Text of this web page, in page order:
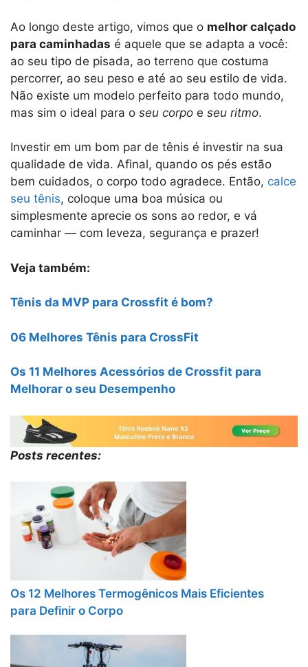
Ao longo deste artigo, vimos que o melhor calçado
para caminhadas é aquele que se adapta a você:
ao seu tipo de pisada, ao terreno que costuma
percorrer, ao seu peso e até ao seu estilo de vida.
Não existe um modelo perfeito para todo mundo,
mas sim o ideal para o seu corpo e seu ritmo.
Investir em um bom par de tênis é investir na sua
qualidade de vida. Afinal, quando os pés estão
bem cuidados, o corpo todo agradece. Então, calce
seu tênis, coloque uma boa música ou
simplesmente aprecie os sons ao redor, e vá
caminhar — com leveza, segurança e prazer!
Veja também:
Tênis da MVP para Crossfit é bom?
06 Melhores Tênis para CrossFit
Os 11 Melhores Acessórios de Crossfit para
Melhorar o seu Desempenho
Posts recentes:
Os 12 Melhores Termogênicos Mais Eficientes
para Definir o Corpo